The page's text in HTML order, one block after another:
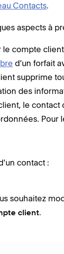
Contacts.
aspects à
compte client
d’un forfait
supprime
des
le contact
contact :
souhaitez
client.